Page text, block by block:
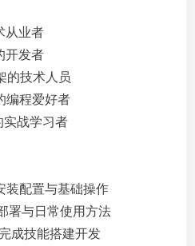
从业者
开发者
的技术人员
编程爱好者
战学习者
装配置与基础操作
署与日常使用方法
成技能搭建开发